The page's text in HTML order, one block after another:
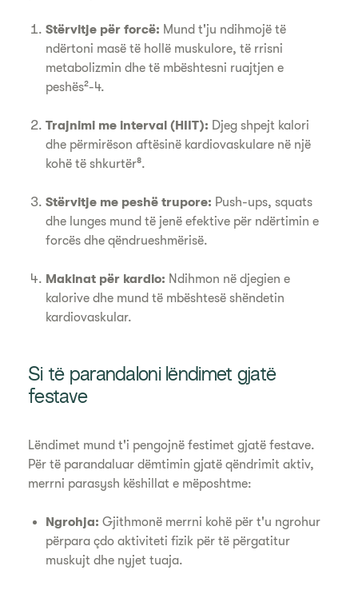
Stërvitje për forcë: Mund t'ju ndihmojë të
ndërtoni masë të hollë muskulore, të rrisni
metabolizmin dhe të mbështesni ruajtjen e
peshës²-4.
Trajnimi me interval (HIIT): Djeg shpejt kalori
dhe përmirëson aftësinë kardiovaskulare në një
kohë të shkurtër⁸.
Stërvitje me peshë trupore: Push-ups, squats
dhe lunges mund të jenë efektive për ndërtimin e
forcës dhe qëndrueshmërisë.
Makinat për kardio: Ndihmon në djegien e
kalorive dhe mund të mbështesë shëndetin
kardiovaskular.
Si të parandaloni lëndimet gjatë
festave
Lëndimet mund t'i pengojnë festimet gjatë festave.
Për të parandaluar dëmtimin gjatë qëndrimit aktiv,
merrni parasysh këshillat e mëposhtme:
Ngrohja:Gjithmonë merrni kohë për t'u ngrohur
përpara çdo aktiviteti fizik për të përgatitur
muskujt dhe nyjet tuaja.